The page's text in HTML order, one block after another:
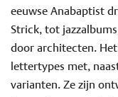
eeuwse Anabaptist
Strick, tot
door architecten.
lettertypes met,
varianten. Ze zijn